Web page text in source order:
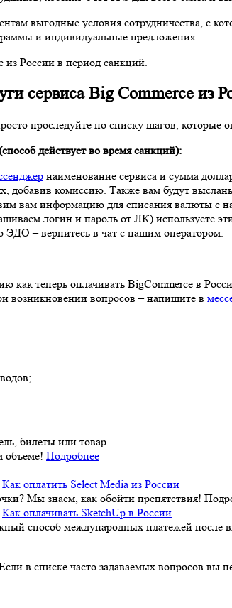
выгодные условия сотрудничества, с
и индивидуальные предложения.
из России в период санкций.
сервиса Big Commerce из
проследуйте по списку шагов, которые
действует во время санкций):
наименование сервиса и сумма
добавив комиссию. Также вам будут
вам информацию для списания валюты с
логин и пароль от ЛК) используете
– вернитесь в чат с нашим оператором.
как теперь оплачивать BigCommerce в
возникновении вопросов – напишите в
билеты или товар
объеме! Подробнее
Как оплатить Select Media из России
Мы знаем, как обойти препятствия!
Как оплачивать SketchUp в России
способ международных платежей после
в списке часто задаваемых вопросов вы